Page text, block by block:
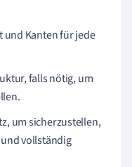
und Kanten für jede
falls nötig, um
um sicherzustellen,
vollständig